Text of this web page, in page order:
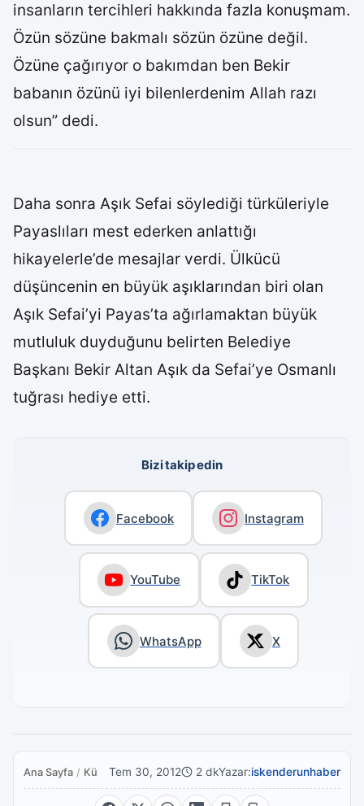
insanların tercihleri hakkında fazla konuşmam.
Özün sözüne bakmalı sözün özüne değil.
Özüne çağırıyor o bakımdan ben Bekir
babanın özünü iyi bilenlerdenim Allah razı
olsun” dedi.
Daha sonra Aşık Sefai söylediği türküleriyle
Payaslıları mest ederken anlattığı
hikayelerle’de mesajlar verdi. Ülkücü
düşüncenin en büyük aşıklarından biri olan
Aşık Sefai’yi Payas’ta ağırlamaktan büyük
mutluluk duyduğunu belirten Belediye
Başkanı Bekir Altan Aşık da Sefai’ye Osmanlı
tuğrası hediye etti.
Bizi takip edin
Facebook Instagram
YouTube TikTok
WhatsApp X
Ana Sayfa / Kültür Sanat
Tem 30, 2012 2 dkYazar:iskenderunhaber